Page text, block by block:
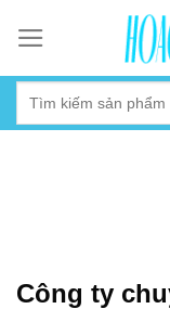
content
Công ty